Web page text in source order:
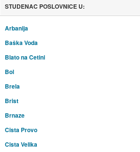
STUDENAC POSLOVNICE U:
Arbanija
Baška Voda
Blato na Cetini
Bol
Brela
Brist
Brnaze
Cista Provo
Cista Velika